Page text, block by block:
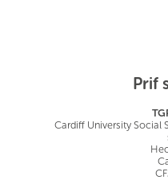
Prif
Cardiff University Social